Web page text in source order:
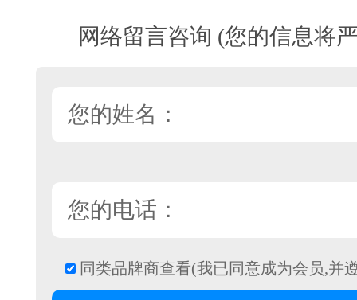
网络留言咨询 (您的信息将
同类品牌商查看(我已同意成为会员,并